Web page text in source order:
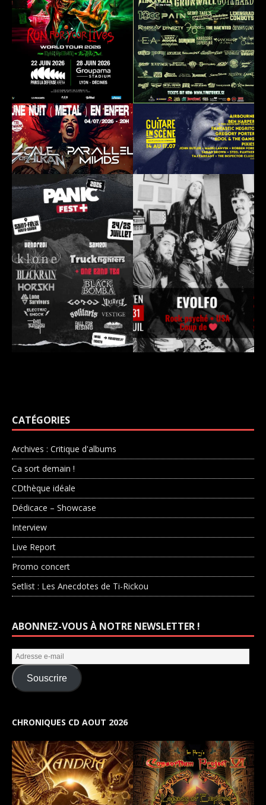
CATÉGORIES
Archives : Critique d'albums
Ca sort demain !
CDthèque idéale
Dédicace – Showcase
Interview
Live Report
Promo concert
Setlist : Les Anecdotes de Ti-Rickou
ABONNEZ-VOUS À NOTRE NEWSLETTER !
Souscrire
CHRONIQUES CD AOUT 2026